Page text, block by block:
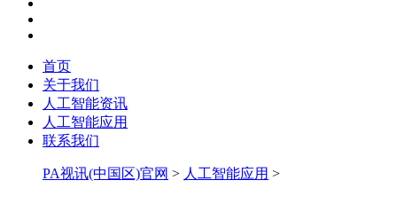
首页
关于我们
人工智能资讯
人工智能应用
联系我们
PA视讯(中国区)官网 > 人工智能应用 >